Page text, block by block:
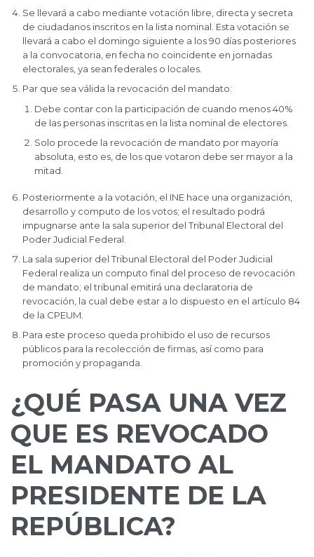
Se llevará a cabo mediante votación libre, directa y secreta
de ciudadanos inscritos en la lista nominal. Esta votación se
llevará a cabo el domingo siguiente a los 90 días posteriores
a la convocatoria, en fecha no coincidente en jornadas
electorales, ya sean federales o locales.
Par que sea válida la revocación del mandato:
Debe contar con la participación de cuando menos 40%
de las personas inscritas en la lista nominal de electores.
Solo procede la revocación de mandato por mayoría
absoluta, esto es, de los que votaron debe ser mayor a la
mitad.
Posteriormente a la votación, el INE hace una organización,
desarrollo y computo de los votos; el resultado podrá
impugnarse ante la sala superior del Tribunal Electoral del
Poder Judicial Federal.
La sala superior del Tribunal Electoral del Poder Judicial
Federal realiza un computo final del proceso de revocación
de mandato; el tribunal emitirá una declaratoria de
revocación, la cual debe estar a lo dispuesto en el artículo 84
de la CPEUM.
Para este proceso queda prohibido el uso de recursos
públicos para la recolección de firmas, así como para
promoción y propaganda.
¿QUÉ PASA UNA VEZ
QUE ES REVOCADO
EL MANDATO AL
PRESIDENTE DE LA
REPÚBLICA?